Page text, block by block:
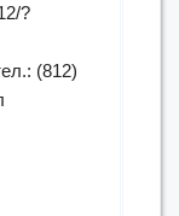
?
(812)